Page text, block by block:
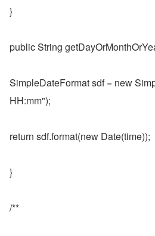
}
public String
SimpleDateFormat sdf = new
HH:mm");
return sdf.format(new Date(time));
}
/**